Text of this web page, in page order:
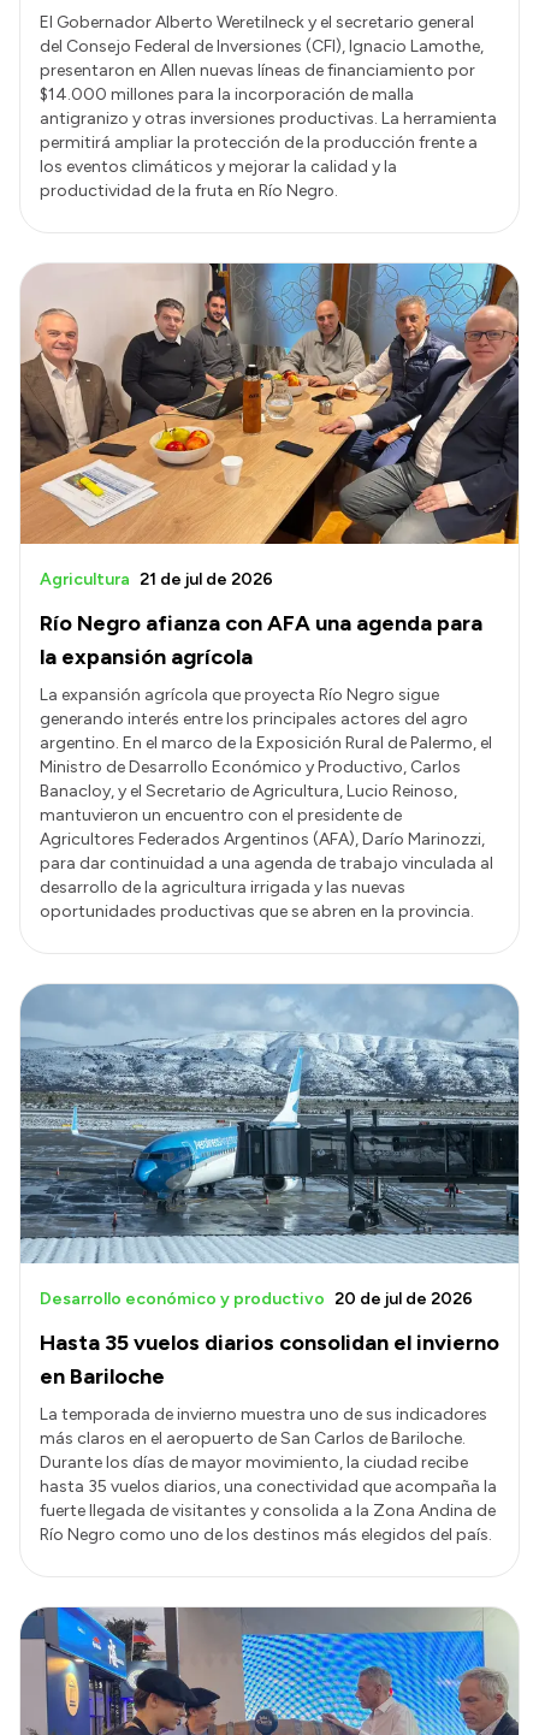
El Gobernador Alberto Weretilneck y el secretario general
del Consejo Federal de Inversiones (CFI), Ignacio Lamothe,
presentaron en Allen nuevas líneas de financiamiento por
$14.000 millones para la incorporación de malla
antigranizo y otras inversiones productivas. La herramienta
permitirá ampliar la protección de la producción frente a
los eventos climáticos y mejorar la calidad y la
productividad de la fruta en Río Negro.
Río Negro afianza con AFA una agenda para
la expansión agrícola
Agricultura 21 de jul de 2026
La expansión agrícola que proyecta Río Negro sigue
generando interés entre los principales actores del agro
argentino. En el marco de la Exposición Rural de Palermo, el
Ministro de Desarrollo Económico y Productivo, Carlos
Banacloy, y el Secretario de Agricultura, Lucio Reinoso,
mantuvieron un encuentro con el presidente de
Agricultores Federados Argentinos (AFA), Darío Marinozzi,
para dar continuidad a una agenda de trabajo vinculada al
desarrollo de la agricultura irrigada y las nuevas
oportunidades productivas que se abren en la provincia.
Hasta 35 vuelos diarios consolidan el invierno
en Bariloche
Desarrollo económico y productivo 20 de jul de 2026
La temporada de invierno muestra uno de sus indicadores
más claros en el aeropuerto de San Carlos de Bariloche.
Durante los días de mayor movimiento, la ciudad recibe
hasta 35 vuelos diarios, una conectividad que acompaña la
fuerte llegada de visitantes y consolida a la Zona Andina de
Río Negro como uno de los destinos más elegidos del país.